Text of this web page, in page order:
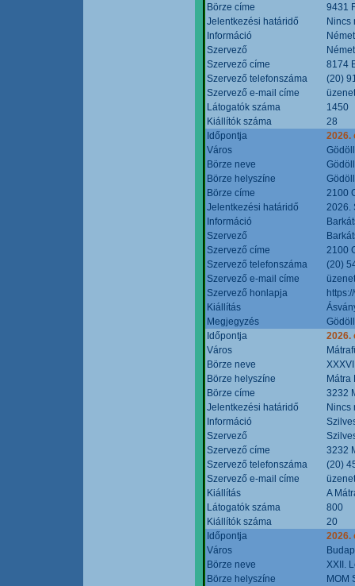
Börze címe
9431
Jelentkezési határidő
Nincs
Információ
Szervező
Szervező címe
8174
Szervező telefonszáma
(20)
Szervező e-mail címe
Látogatók száma
1450
Kiállítók száma
28
Időpontja
2026.
Város
Börze neve
Börze helyszíne
Börze címe
2100
Jelentkezési határidő
2026.
Információ
Szervező
Szervező címe
2100
Szervező telefonszáma
(20)
Szervező e-mail címe
Szervező honlapja
Kiállítás
Megjegyzés
Időpontja
2026.
Város
Börze neve
Börze helyszíne
Mátra
Börze címe
3232
Jelentkezési határidő
Nincs
Információ
Szervező
Szervező címe
3232
Szervező telefonszáma
(20)
Szervező e-mail címe
Kiállítás
A
Látogatók száma
800
Kiállítók száma
20
Időpontja
2026.
Város
Börze neve
XXII.
Börze helyszíne
MOM